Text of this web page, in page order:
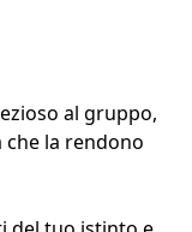
al gruppo,
la rendono